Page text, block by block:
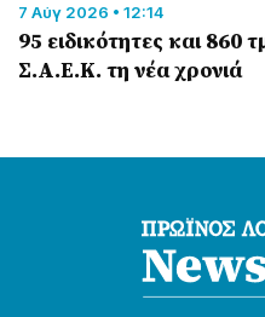
7 Αύγ 2026 • 12:14
95 ειδικότητες και 860
Σ.Α.Ε.Κ. τη νέα χρονιά